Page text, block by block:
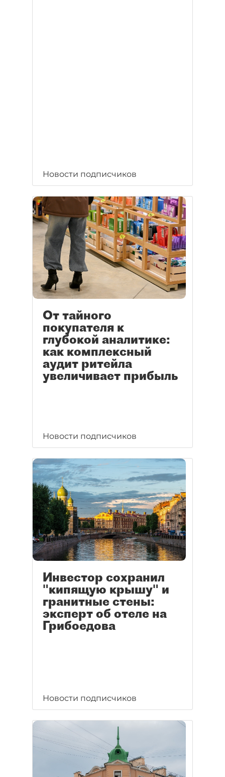
Новости подписчиков
От тайного
покупателя к
глубокой аналитике:
как комплексный
аудит ритейла
увеличивает прибыль
Новости подписчиков
Инвестор сохранил
"кипящую крышу" и
гранитные стены:
эксперт об отеле на
Грибоедова
Новости подписчиков